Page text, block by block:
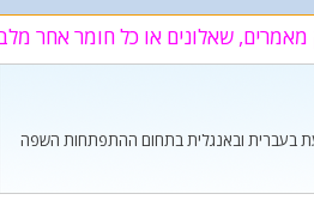
מאמרים, שאלונים או כל חומר אחר
בעברית ובאנגלית בתחום ההתפתחות השפה